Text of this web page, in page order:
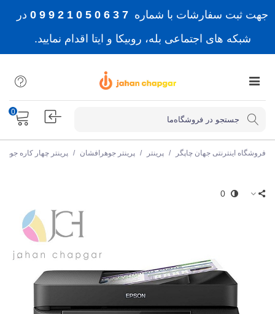
جهت ثبت سفارشات با شماره 7 3 6 0 5 0 1 2 9 9 0
در
شبکه های اجتماعی بله، روبیکا و ایتا اقدام نمایید.
0
فروشگاه اینترنتی جهان چاپگر / پرینتر / پرینتر جوهرافشان / پرینتر چهار کاره
0